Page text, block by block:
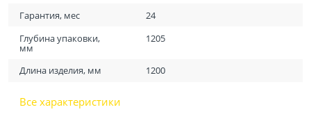
Гарантия, мес
24
Глубина упаковки,
мм
1205
Длина изделия, мм 1200
Все характеристики